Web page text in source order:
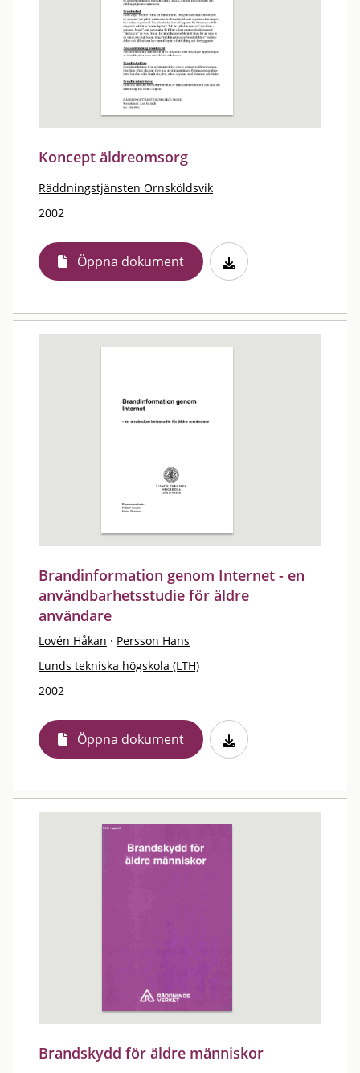
Koncept äldreomsorg
Räddningstjänsten Örnsköldsvik
2002
Öppna dokument
Brandinformation genom Internet - en
användbarhetsstudie för äldre
användare
Lovén Håkan · Persson Hans
Lunds tekniska högskola (LTH)
2002
Öppna dokument
Brandskydd för äldre människor